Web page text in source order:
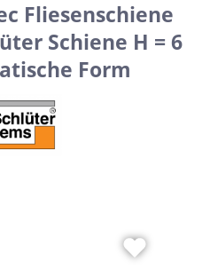
Fliesenschiene
Schiene H = 6
Form